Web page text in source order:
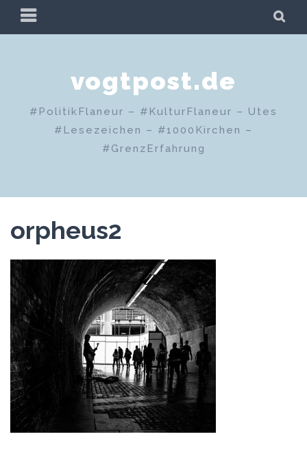
Zum
PRIMÄRES
MENÜ
vogtpost.de
#PolitikFlaneur – #KulturFlaneur – Utes
#Lesezeichen – #1000Kirchen –
#GrenzErfahrung
orpheus2